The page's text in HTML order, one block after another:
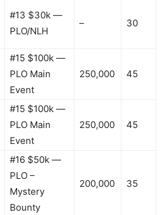
#13 $30k —
PLO/NLH
– 30
#15 $100k —
PLO Main
Event
250,000 45
#15 $100k —
PLO Main
Event
250,000 45
#16 $50k —
PLO –
Mystery
Bounty
200,000 35